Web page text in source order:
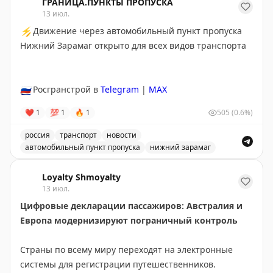
13 июл.
⚡ Движение через автомобильный пункт пропуска
Нижний Зарамаг открыто для всех видов транспорта
🇷🇺Росгранстрой в Telegram | MAX
❤ 1 💯 1 🔥 1 505 (0.6%)
россия транспорт
новости
автомобильный пункт пропуска
нижний зарамаг
Loyalty Shmoyalty
13 июл.
Цифровые декларации пассажиров: Австралия и
Европа модернизируют пограничный контроль
Страны по всему миру переходят на электронные
системы для регистрации путешественников.